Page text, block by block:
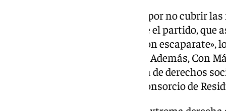
Las cuentas son «insuficientes por no cubrir
la gente de Málaga», dicen desde el partido,
unas cuentas «de una institución escaparate»,
«para publicidad y patrocinios». Además, Con
aportación «es nula» en materia de derechos
Patronato de Recaudación, el Consorcio de